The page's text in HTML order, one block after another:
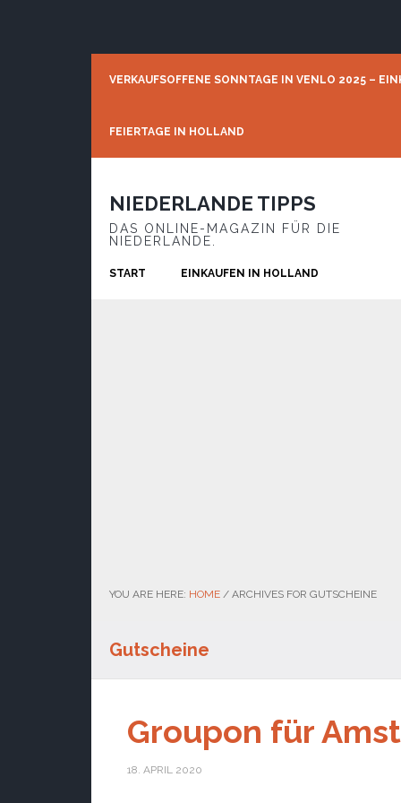
VERKAUFSOFFENE SONNTAGE IN VENLO 2025 –
FEIERTAGE IN HOLLAND
NIEDERLANDE TIPPS
DAS ONLINE-MAGAZIN FÜR DIE
NIEDERLANDE.
START EINKAUFEN IN HOLLAND
YOU ARE HERE: HOME / ARCHIVES FOR GUTSCHEINE
Gutscheine
Groupon für
18. APRIL 2020